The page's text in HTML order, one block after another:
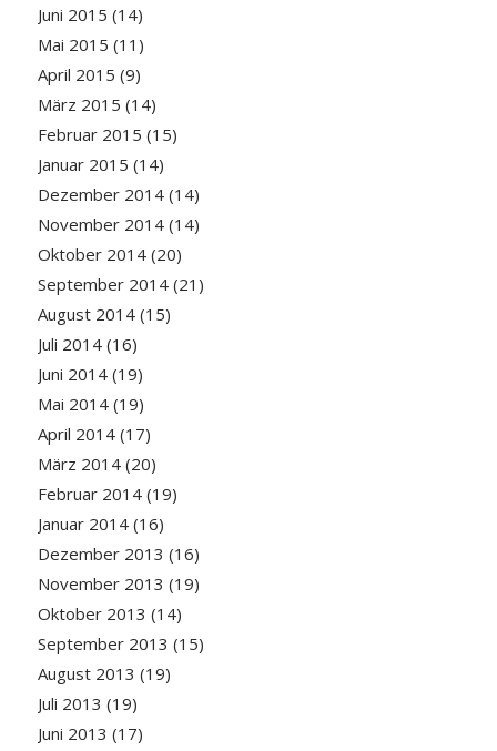
Juni 2015 (14)
Mai 2015 (11)
April 2015 (9)
März 2015 (14)
Februar 2015 (15)
Januar 2015 (14)
Dezember 2014(14)
November 2014(14)
Oktober 2014(20)
September 2014(21)
August 2014(15)
Juli 2014(16)
Juni 2014(19)
Mai 2014(19)
April 2014(17)
März 2014(20)
Februar 2014(19)
Januar 2014(16)
Dezember 2013 (16)
November 2013 (19)
Oktober 2013 (14)
September 2013 (15)
August 2013 (19)
Juli 2013 (19)
Juni 2013 (17)